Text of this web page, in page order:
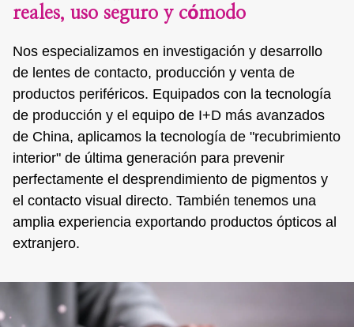
reales, uso seguro y cómodo
Nos especializamos en investigación y desarrollo
de lentes de contacto, producción y venta de
productos periféricos. Equipados con la tecnología
de producción y el equipo de I+D más avanzados
de China, aplicamos la tecnología de "recubrimiento
interior" de última generación para prevenir
perfectamente el desprendimiento de pigmentos y
el contacto visual directo. También tenemos una
amplia experiencia exportando productos ópticos al
extranjero.